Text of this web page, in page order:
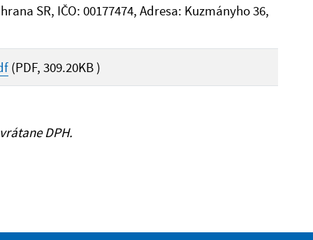
SR, IČO: 00177474, Adresa: Kuzmányho 36,
(PDF, 309.20KB )
DPH.